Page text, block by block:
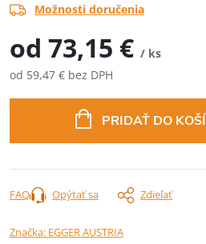
Možnosti doručenia
od 73,15 € / ks
od 59,47 € bez DPH
PRIDAŤ DO
Opýtať sa Zdieľať
FAQ
Značka: EGGER AUSTRIA